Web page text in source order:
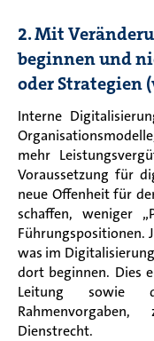
2. Mit
beginnen und
oder Strategien
Interne
mehr
Voraussetzung für
neue Offenheit für
schaffen, weniger
Führungspositionen.
was im
dort beginnen. Dies
Leitung sowie
Dienstrecht.